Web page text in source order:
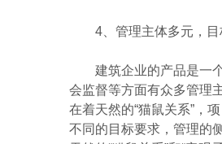
4、管理主体多元，目
建筑企业的产品是一个
会监督等方面有众多管理
在着天然的“猫鼠关系”，
不同的目标要求，管理的